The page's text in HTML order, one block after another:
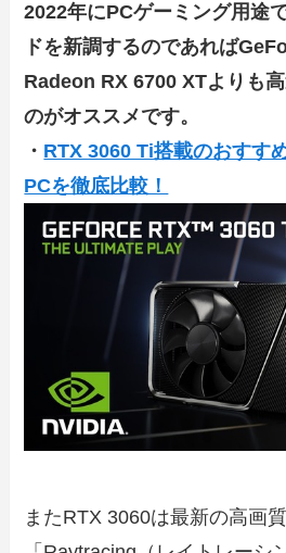
2022年にPCゲーミング用途
ドを新調するのであれば
Radeon RX 6700 XTよりも
のがオススメです。
・ RTX 3060 Ti搭載のおすす
PCを徹底比較！
またRTX 3060は最新の高画